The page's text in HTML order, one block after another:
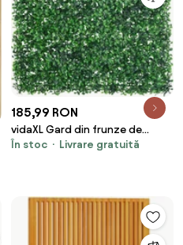
185,99 RON
vidaXL Gard din frunze de
arbust artificiale, 6 buc., verde,
În stoc Livrare gratuită